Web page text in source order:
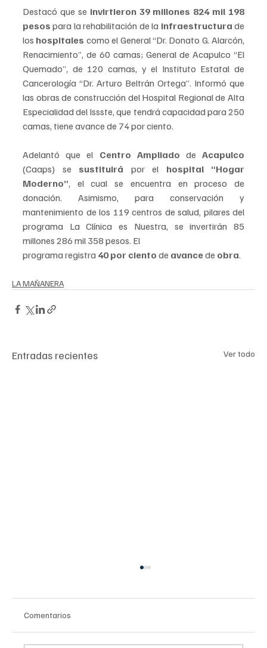
Destacó que se invirtieron 39 millones 824 mil 198
pesos para la rehabilitación de la infraestructura de
los hospitales como el General “Dr. Donato G. Alarcón,
Renacimiento”, de 60 camas; General de Acapulco “El
Quemado”, de 120 camas, y el Instituto Estatal de
Cancerología “Dr. Arturo Beltrán Ortega”. Informó que
las obras de construcción del Hospital Regional de Alta
Especialidad del Issste, que tendrá capacidad para 250
camas, tiene avance de 74 por ciento.
Adelantó que el Centro Ampliado de Acapulco
(Caaps) se sustituirá por el hospital “Hogar
Moderno”, el cual se encuentra en proceso de
donación. Asimismo, para conservación y
mantenimiento de los 119 centros de salud, pilares del
programa La Clínica es Nuestra, se invertirán 85
millones 286 mil 358 pesos. El
programa registra 40 por ciento de avance de obra.
LA MAÑANERA
Entradas recientes Ver todo
Comentarios